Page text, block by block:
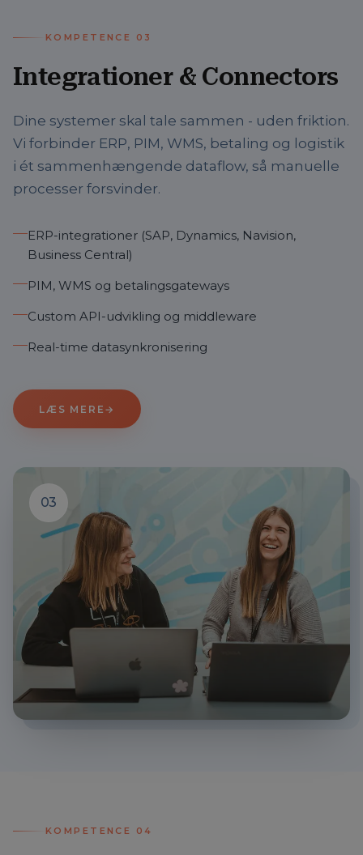
KOMPETENCE 03
Integrationer & Connectors
Dine systemer skal tale sammen - uden friktion.
Vi forbinder ERP, PIM, WMS, betaling og logistik
i ét sammenhængende dataflow, så manuelle
processer forsvinder.
ERP-integrationer (SAP, Dynamics, Navision,
Business Central)
PIM, WMS og betalingsgateways
Custom API-udvikling og middleware
Real-time datasynkronisering
LÆS MERE →
03
KOMPETENCE 04